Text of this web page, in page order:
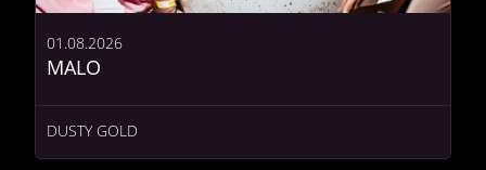
MALO
01.08.2026
DUSTY GOLD